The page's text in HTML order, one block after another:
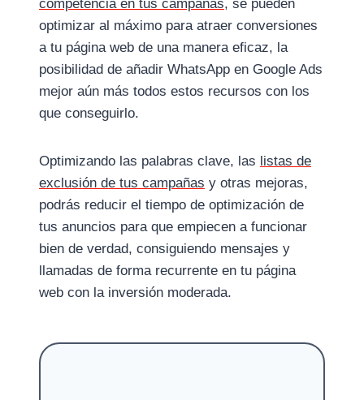
competencia en tus campañas, se pueden
optimizar al máximo para atraer conversiones
a tu página web de una manera eficaz, la
posibilidad de añadir WhatsApp en Google Ads
mejor aún más todos estos recursos con los
que conseguirlo.
Optimizando las palabras clave, las listas de
exclusión de tus campañas y otras mejoras,
podrás reducir el tiempo de optimización de
tus anuncios para que empiecen a funcionar
bien de verdad, consiguiendo mensajes y
llamadas de forma recurrente en tu página
web con la inversión moderada.